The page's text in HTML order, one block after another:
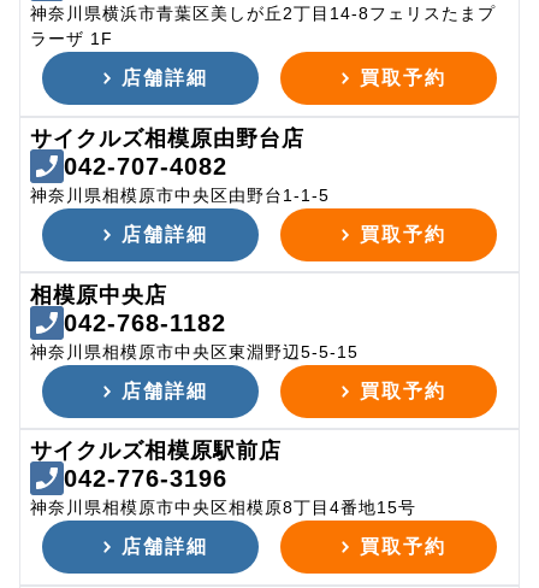
神奈川県横浜市青葉区美しが丘2丁目14-8フェリスたまプ
ラーザ 1F
店舗詳細 買取予約
サイクルズ相模原由野台店
042-707-4082
神奈川県相模原市中央区由野台1-1-5
店舗詳細 買取予約
相模原中央店
042-768-1182
神奈川県相模原市中央区東淵野辺5-5-15
店舗詳細 買取予約
サイクルズ相模原駅前店
042-776-3196
神奈川県相模原市中央区相模原8丁目4番地15号
店舗詳細 買取予約